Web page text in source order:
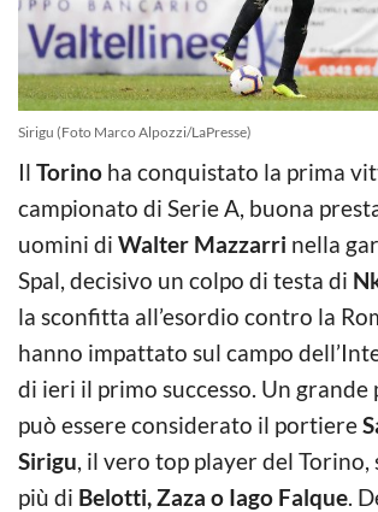
Sirigu (Foto Marco Alpozzi/LaPresse)
Il Torino ha conquistato la prima
campionato di Serie A, buona
uomini di Walter Mazzarri nella
Spal, decisivo un colpo di testa di
la sconfitta all’esordio contro la
hanno impattato sul campo
di ieri il primo successo. Un
può essere considerato il portiere
Sirigu, il vero top player del
più di Belotti, Zaza o Iago Falque.